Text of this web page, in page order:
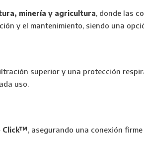
minería y agricultura, donde las
y el mantenimiento, siendo una
superior y una protección
uso.
Click™, asegurando una conexión firme